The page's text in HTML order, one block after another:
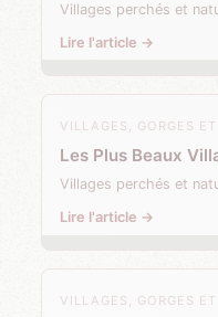
Villages perchés et
Lire l'article →
VILLAGES, GORGES
Les Plus Beaux
Villages perchés et
Lire l'article →
VILLAGES, GORGES